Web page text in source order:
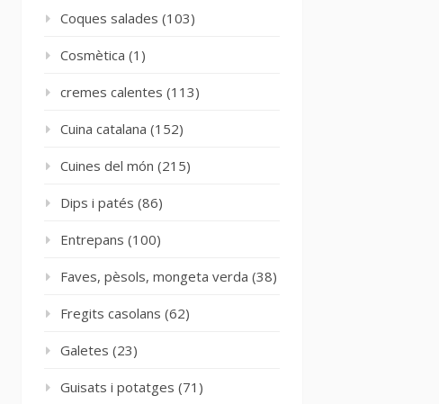
Coques salades (103)
Cosmètica (1)
cremes calentes (113)
Cuina catalana (152)
Cuines del món (215)
Dips i patés (86)
Entrepans (100)
Faves, pèsols, mongeta verda (38)
Fregits casolans (62)
Galetes (23)
Guisats i potatges (71)